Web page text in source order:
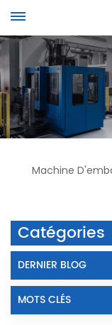
Machine
Catégories
DERNIER BLOG
MOTS CLÉS